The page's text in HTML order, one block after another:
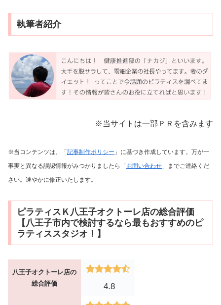
執筆者紹介
※当サイトは一部ＰＲを含みます
※当コンテンツは、「 記事制作ポリシー 」に基づき作成しています。万が一
事実と異なる誤認情報がみつかりましたら「 お問い合わせ 」までご連絡くだ
さい。速やかに修正いたします。
ピラティスＫ八王子オクトーレ店の総合評価
【八王子市内で検討するなら最もおすすめのピ
ラティススタジオ！】
八王子オクトーレ店の
総合評価
4.8